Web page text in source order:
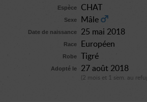
Espèce CHAT
Sexe Mâle
Date de naissance 25 mai 2018
Race Européen
Robe Tigré
Adopté le 27 août 2018
(2 mois et 1 sem. au